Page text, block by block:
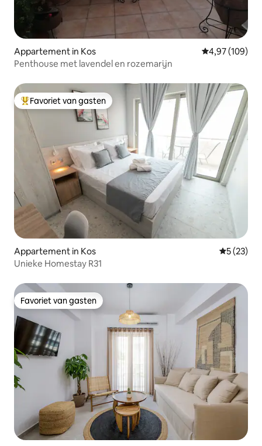
Appartement in Kos Gemiddelde
4,97 (109)
Penthouse met lavendel en rozemarijn
Topfavoriet van gasten
Favoriet van gasten
Appartement in Kos
5 (23)
Unieke Homestay R31
Favoriet van gasten
Favoriet van gasten